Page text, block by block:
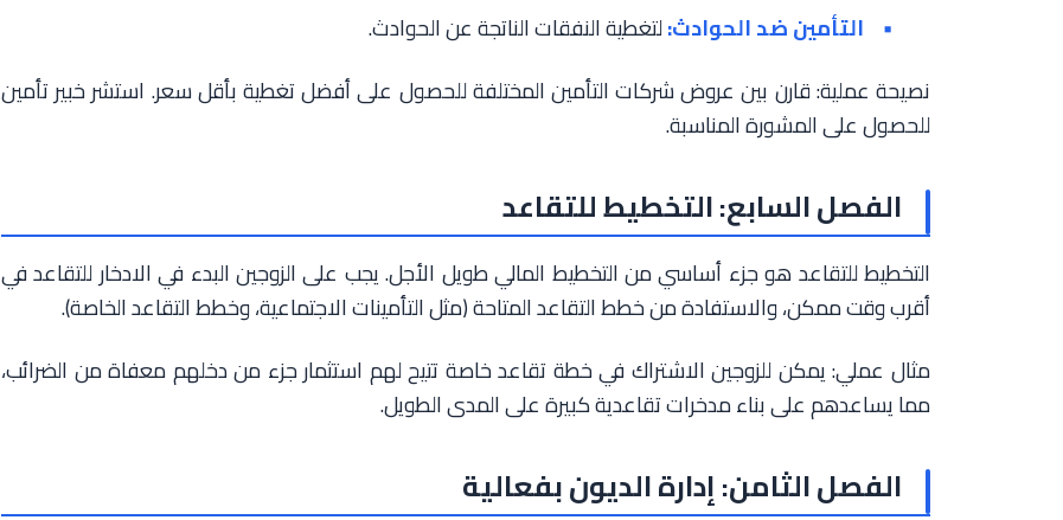
التأمين ضد الحوادث:لتغطية النفقات الناتجة عن الحوادث.
نصيحة عملية: قارن بين عروض شركات التأمين المختلفة للحصول على أفضل تغطية بأقل سعر. استشر خبير تأمين
للحصول على المشورة المناسبة.
الفصل السابع: التخطيط للتقاعد
التخطيط للتقاعد هو جزء أساسي من التخطيط المالي طويل الأجل. يجب على الزوجين البدء في الادخار للتقاعد في
أقرب وقت ممكن، والاستفادة من خطط التقاعد المتاحة (مثل التأمينات الاجتماعية، وخطط التقاعد الخاصة).
مثال عملي: يمكن للزوجين الاشتراك في خطة تقاعد خاصة تتيح لهم استثمار جزء من دخلهم معفاة من الضرائب،
مما يساعدهم على بناء مدخرات تقاعدية كبيرة على المدى الطويل.
الفصل الثامن: إدارة الديون بفعالية